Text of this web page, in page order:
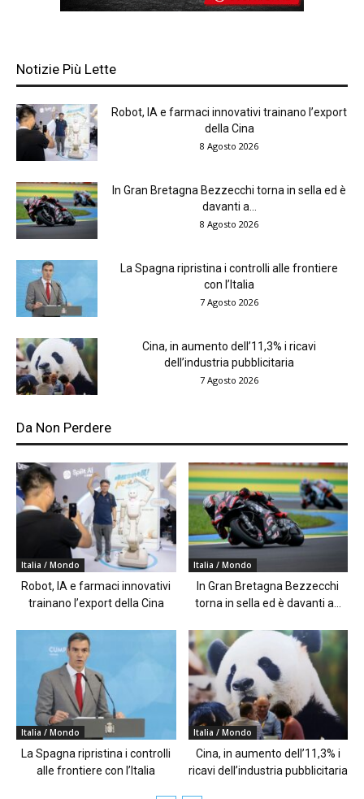
Notizie Più Lette
Robot, IA e farmaci innovativi trainano l’export
della Cina
8 Agosto 2026
In Gran Bretagna Bezzecchi torna in sella ed è
davanti a...
8 Agosto 2026
La Spagna ripristina i controlli alle frontiere
con l’Italia
7 Agosto 2026
Cina, in aumento dell’11,3% i ricavi
dell’industria pubblicitaria
7 Agosto 2026
Da Non Perdere
Italia / Mondo
Robot, IA e farmaci innovativi
trainano l’export della Cina
Italia / Mondo
In Gran Bretagna Bezzecchi
torna in sella ed è davanti a...
Italia / Mondo
La Spagna ripristina i controlli
alle frontiere con l’Italia
Italia / Mondo
Cina, in aumento dell’11,3% i
ricavi dell’industria pubblicitaria